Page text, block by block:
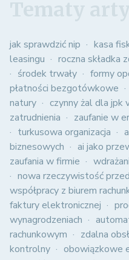
jak sprawdzić nip kasa
leasingu
roczna składka
środek trwały
formy
płatności bezgotówkowe
natury
czynny żal dla jpk
zatrudnienia
zaufanie w
turkusowa organizacja
biznesowych
ai jako
zaufania w firmie
nowa rzeczywistość
współpracy z biurem
faktury elektronicznej
wynagrodzeniach
rachunkowym
zdalna
kontrolny
obowiązkowe